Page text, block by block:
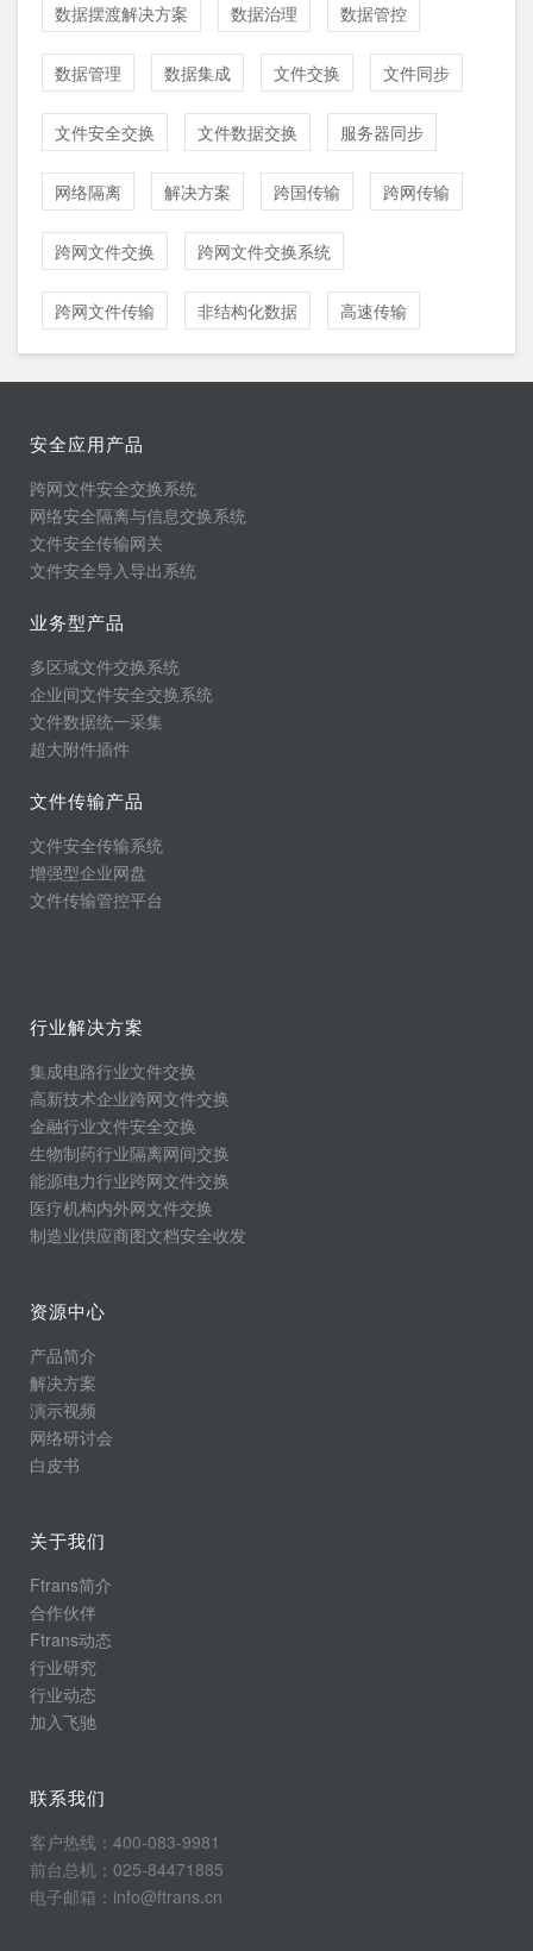
数据摆渡解决方案 数据治理 数据管控
数据管理 数据集成 文件交换 文件同步
文件安全交换 文件数据交换 服务器同步
网络隔离 解决方案 跨国传输 跨网传输
跨网文件交换 跨网文件交换系统
跨网文件传输 非结构化数据 高速传输
安全应用产品
跨网文件安全交换系统
网络安全隔离与信息交换系统
文件安全传输网关
文件安全导入导出系统
业务型产品
多区域文件交换系统
企业间文件安全交换系统
文件数据统一采集
超大附件插件
文件传输产品
文件安全传输系统
增强型企业网盘
文件传输管控平台
行业解决方案
集成电路行业文件交换
高新技术企业跨网文件交换
金融行业文件安全交换
生物制药行业隔离网间交换
能源电力行业跨网文件交换
医疗机构内外网文件交换
制造业供应商图文档安全收发
资源中心
产品简介
解决方案
演示视频
网络研讨会
白皮书
关于我们
Ftrans简介
合作伙伴
Ftrans动态
行业研究
行业动态
加入飞驰
联系我们
客户热线：400-083-9981
前台总机：025-84471885
电子邮箱：info@ftrans.cn